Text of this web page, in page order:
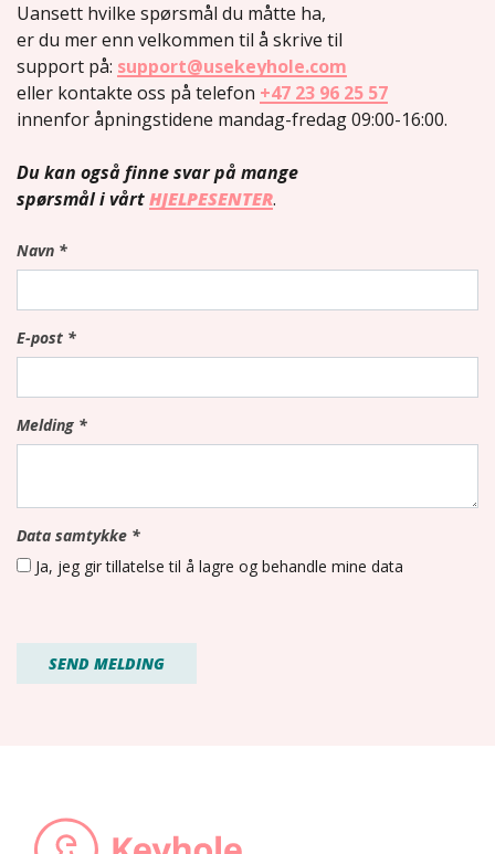
Uansett hvilke spørsmål du måtte ha,
er du mer enn velkommen til å skrive til
support på: support@usekeyhole.com
eller kontakte oss på telefon +47 23 96 25 57
innenfor åpningstidene mandag-fredag 09:00-16:00.
Du kan også finne svar på mange
spørsmål i vårtHJELPESENTER.
Navn *
E-post *
Melding *
Data samtykke *
Ja, jeg gir tillatelse til å lagre og behandle mine data